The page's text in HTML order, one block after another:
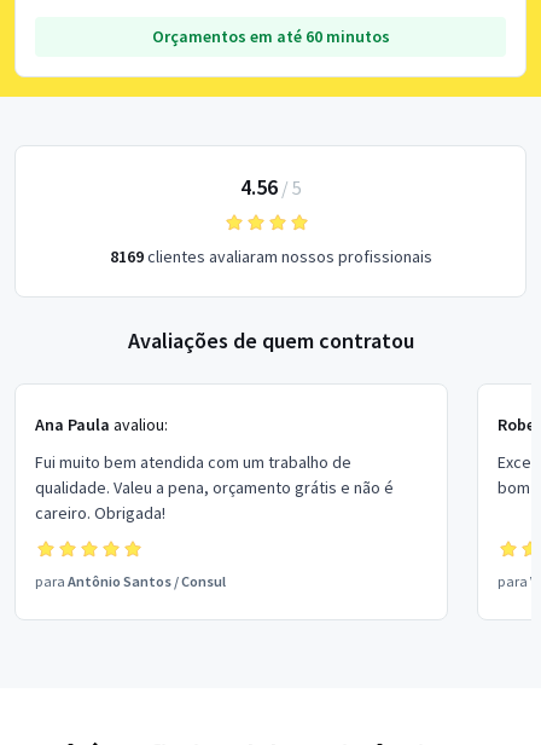
Orçamentos em até 60 minutos
4.56/ 5
8169clientes avaliaram nossos profissionais
Avaliações de quem contratou
Ana Paula avaliou:
Fui muito bem atendida com um trabalho de
qualidade. Valeu a pena, orçamento grátis e não é
careiro. Obrigada!
para Antônio Santos /Consul
bom
para